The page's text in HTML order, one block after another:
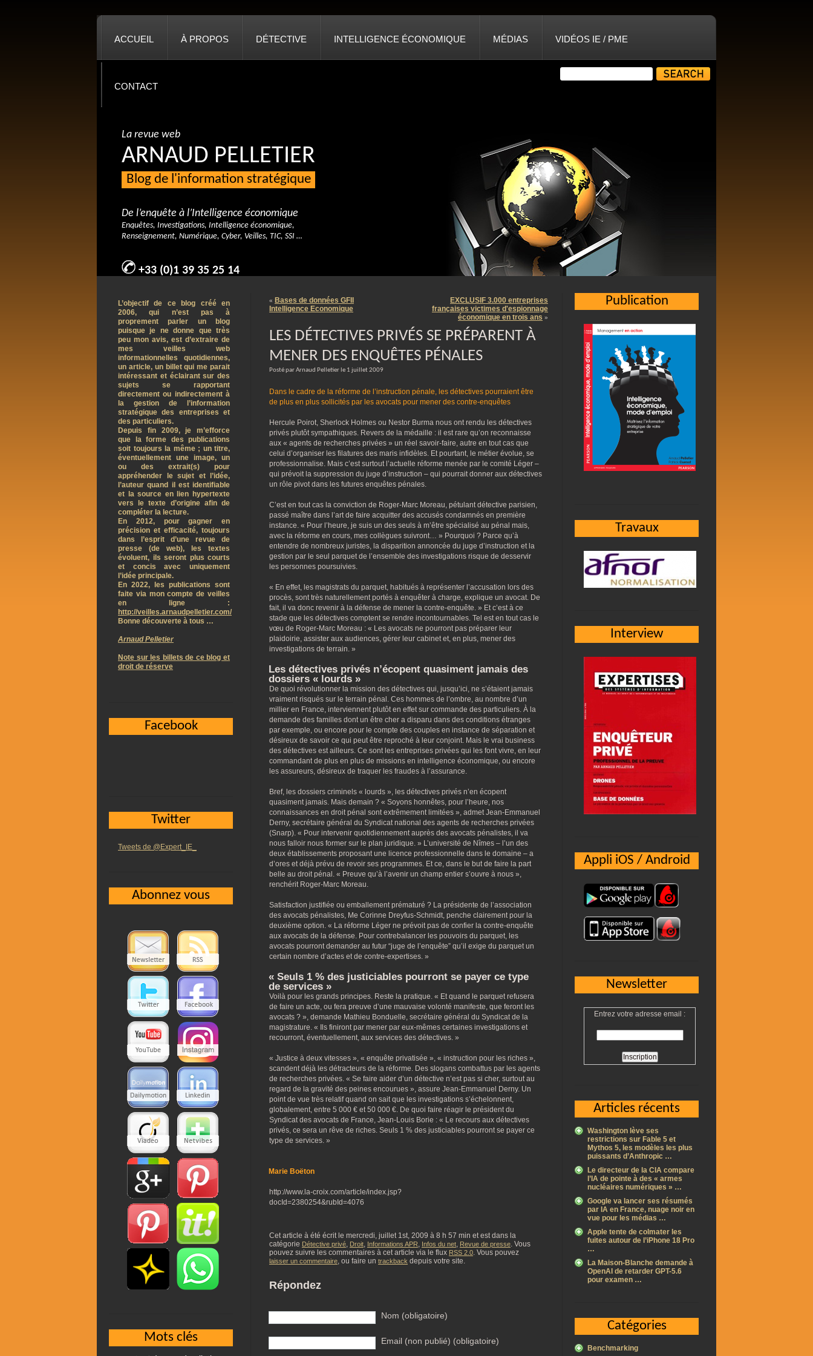
ACCUEIL À PROPOS DÉTECTIVE INTELLIGENCE ÉCONOMIQUE MÉDIAS VIDÉOS IE / PME
CONTACT
La revue web
ARNAUD PELLETIER
Blog de l'information stratégique
De l’enquête à l’Intelligence économique
Enquêtes, Investigations, Intelligence économique,
Renseignement, Numérique, Cyber, Veilles, TIC, SSI …
+33 (0)1 39 35 25 14
« Bases de données GFII
Intelligence Economique
EXCLUSIF 3.000 entreprises
françaises victimes d'espionnage
économique en trois ans »
LES DÉTECTIVES PRIVÉS SE PRÉPARENT À
MENER DES ENQUÊTES PÉNALES
Posté par Arnaud Pelletier le 1 juillet 2009
Dans le cadre de la réforme de l’instruction pénale, les détectives pourraient être
de plus en plus sollicités par les avocats pour mener des contre-enquêtes
Hercule Poirot, Sherlock Holmes ou Nestor Burma nous ont rendu les détectives
privés plutôt sympathiques. Revers de la médaille : il est rare qu’on reconnaisse
aux « agents de recherches privées » un réel savoir-faire, autre en tout cas que
celui d’organiser les filatures des maris infidèles. Et pourtant, le métier évolue, se
professionnalise. Mais c’est surtout l’actuelle réforme menée par le comité Léger –
qui prévoit la suppression du juge d’instruction – qui pourrait donner aux détectives
un rôle pivot dans les futures enquêtes pénales.
C’est en tout cas la conviction de Roger-Marc Moreau, pétulant détective parisien,
passé maître dans l’art de faire acquitter des accusés condamnés en première
instance. « Pour l’heure, je suis un des seuls à m’être spécialisé au pénal mais,
avec la réforme en cours, mes collègues suivront… » Pourquoi ? Parce qu’à
entendre de nombreux juristes, la disparition annoncée du juge d’instruction et la
gestion par le seul parquet de l’ensemble des investigations risque de desservir
les personnes poursuivies.
« En effet, les magistrats du parquet, habitués à représenter l’accusation lors des
procès, sont très naturellement portés à enquêter à charge, explique un avocat. De
fait, il va donc revenir à la défense de mener la contre-enquête. » Et c’est à ce
stade que les détectives comptent se rendre incontournables. Tel est en tout cas le
vœu de Roger-Marc Moreau : « Les avocats ne pourront pas préparer leur
plaidoirie, assister aux audiences, gérer leur cabinet et, en plus, mener des
investigations de terrain. »
Les détectives privés n’écopent quasiment jamais des
dossiers « lourds »
De quoi révolutionner la mission des détectives qui, jusqu’ici, ne s’étaient jamais
vraiment risqués sur le terrain pénal. Ces hommes de l’ombre, au nombre d’un
millier en France, interviennent plutôt en effet sur commande des particuliers. À la
demande des familles dont un être cher a disparu dans des conditions étranges
par exemple, ou encore pour le compte des couples en instance de séparation et
désireux de savoir ce qui peut être reproché à leur conjoint. Mais le vrai business
des détectives est ailleurs. Ce sont les entreprises privées qui les font vivre, en leur
commandant de plus en plus de missions en intelligence économique, ou encore
les assureurs, désireux de traquer les fraudes à l’assurance.
Bref, les dossiers criminels « lourds », les détectives privés n’en écopent
quasiment jamais. Mais demain ? « Soyons honnêtes, pour l’heure, nos
connaissances en droit pénal sont extrêmement limitées », admet Jean-Emmanuel
Derny, secrétaire général du Syndicat national des agents de recherches privées
(Snarp). « Pour intervenir quotidiennement auprès des avocats pénalistes, il va
nous falloir nous former sur le plan juridique. » L’université de Nîmes – l’un des
deux établissements proposant une licence professionnelle dans le domaine – a
d’ores et déjà prévu de revoir ses programmes. Et ce, dans le but de faire la part
belle au droit pénal. « Preuve qu’à l’avenir un champ entier s’ouvre à nous »,
renchérit Roger-Marc Moreau.
Satisfaction justifiée ou emballement prématuré ? La présidente de l’association
des avocats pénalistes, Me Corinne Dreyfus-Schmidt, penche clairement pour la
deuxième option. « La réforme Léger ne prévoit pas de confier la contre-enquête
aux avocats de la défense. Pour contrebalancer les pouvoirs du parquet, les
avocats pourront demander au futur “juge de l’enquête” qu’il exige du parquet un
certain nombre d’actes et de contre-expertises. »
« Seuls 1 % des justiciables pourront se payer ce type
de services »
Voilà pour les grands principes. Reste la pratique. « Et quand le parquet refusera
de faire un acte, ou fera preuve d’une mauvaise volonté manifeste, que feront les
avocats ? », demande Mathieu Bonduelle, secrétaire général du Syndicat de la
magistrature. « Ils finiront par mener par eux-mêmes certaines investigations et
recourront, éventuellement, aux services des détectives. »
« Justice à deux vitesses », « enquête privatisée », « instruction pour les riches »,
scandent déjà les détracteurs de la réforme. Des slogans combattus par les agents
de recherches privées. « Se faire aider d’un détective n’est pas si cher, surtout au
regard de la gravité des peines encourues », assure Jean-Emmanuel Derny. Un
point de vue très relatif quand on sait que les investigations s’échelonnent,
globalement, entre 5 000 € et 50 000 €. De quoi faire réagir le président du
Syndicat des avocats de France, Jean-Louis Borie : « Le recours aux détectives
privés, ce sera un rêve de riches. Seuls 1 % des justiciables pourront se payer ce
type de services. »
Marie Boëton
http://www.la-croix.com/article/index.jsp?
docId=2380254&rubId=4076
Cet article à été écrit le mercredi, juillet 1st, 2009 à 8 h 57 min et est dans la
catégorie Détective privé, Droit, Informations APR, Infos du net, Revue de presse. Vous
pouvez suivre les commentaires à cet article via le flux RSS 2.0. Vous pouvez
laisser un commentaire, ou faire un trackback depuis votre site.
Répondez
Nom (obligatoire)
Email (non publié) (obligatoire)
Publication
Travaux
Interview
Appli iOS / Android
Newsletter
Entrez votre adresse email :
Articles récents
Washington lève ses
restrictions sur Fable 5 et
Mythos 5, les modèles les plus
puissants d’Anthropic …
Le directeur de la CIA compare
l’IA de pointe à des « armes
nucléaires numériques » …
Google va lancer ses résumés
par IA en France, nuage noir en
vue pour les médias …
Apple tente de colmater les
fuites autour de l’iPhone 18 Pro
…
La Maison-Blanche demande à
OpenAI de retarder GPT-5.6
pour examen …
Catégories
Benchmarking
L’objectif de ce blog créé en
2006, qui n’est pas à
proprement parler un blog
puisque je ne donne que très
peu mon avis, est d’extraire de
mes veilles web
informationnelles quotidiennes,
un article, un billet qui me parait
intéressant et éclairant sur des
sujets se rapportant
directement ou indirectement à
la gestion de l’information
stratégique des entreprises et
des particuliers.
Depuis fin 2009, je m’efforce
que la forme des publications
soit toujours la même ; un titre,
éventuellement une image, un
ou des extrait(s) pour
appréhender le sujet et l’idée,
l’auteur quand il est identifiable
et la source en lien hypertexte
vers le texte d’origine afin de
compléter la lecture.
En 2012, pour gagner en
précision et efficacité, toujours
dans l’esprit d’une revue de
presse (de web), les textes
évoluent, ils seront plus courts
et concis avec uniquement
l’idée principale.
En 2022, les publications sont
faite via mon compte de veilles
en ligne :
http://veilles.arnaudpelletier.com/
Bonne découverte à tous …
Arnaud Pelletier
Note sur les billets de ce blog et
droit de réserve
Facebook
Twitter
Tweets de @Expert_IE_
Abonnez vous
Mots clés